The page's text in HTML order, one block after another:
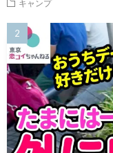
キャンプ